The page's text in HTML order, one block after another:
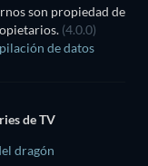
son propiedad de
(4.0.0)
de datos
de TV
dragón